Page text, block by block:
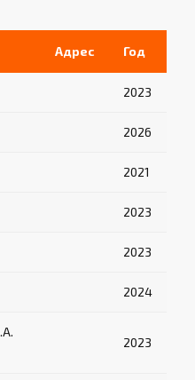
Адрес Год
2023
2026
2021
2023
2023
2024
2023